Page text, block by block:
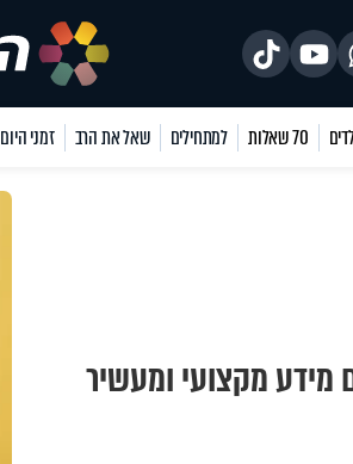
70 שאלות למתחילים שאל את הרב זמני היום
מידע מקצועי ומעשיר